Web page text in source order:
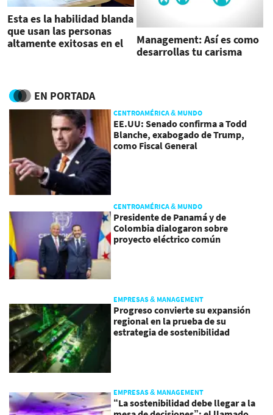
Esta es la habilidad blanda
que usan las personas
altamente exitosas en el
Management: Así es como
desarrollas tu carisma
EN PORTADA
CENTROAMÉRICA & MUNDO
EE.UU: Senado confirma a Todd
Blanche, exabogado de Trump,
como Fiscal General
CENTROAMÉRICA & MUNDO
Presidente de Panamá y de
Colombia dialogaron sobre
proyecto eléctrico común
EMPRESAS & MANAGEMENT
Progreso convierte su expansión
regional en la prueba de su
estrategia de sostenibilidad
EMPRESAS & MANAGEMENT
“La sostenibilidad debe llegar a la